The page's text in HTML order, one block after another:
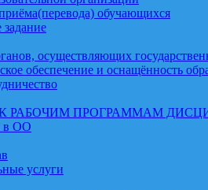
обучающихся
осуществляющих
обеспечение и оснащённость
РАБОЧИМ ПРОГРАММАМ
в ОО
услуги